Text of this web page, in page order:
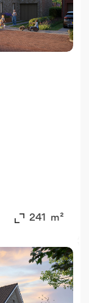
241 m²